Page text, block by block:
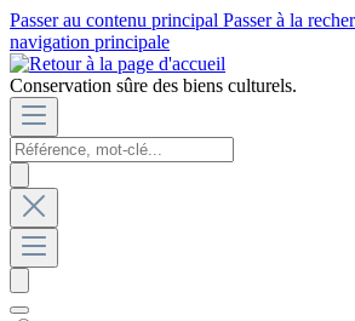
Passer au contenu principal Passer à la
navigation principale
Conservation sûre des biens culturels.